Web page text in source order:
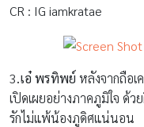
CR : IG iamkratae
3.เอ๋ พรทิพย์ หลังจากถือ
เปิดเผยอย่างภาคภูมิใจ ด้
รักไม่แพ้น้องภูดิศแน่นอน